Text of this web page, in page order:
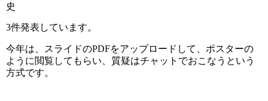
史
3件発表しています。
今年は、スライドのPDFをアップロードして、ポスターの
ように閲覧してもらい、質疑はチャットでおこなうという
方式です。